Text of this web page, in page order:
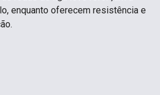
enquanto oferecem resistência e